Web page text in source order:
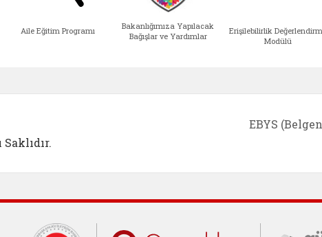
Aile Eğitim Programı
Bakanlığımıza Yapılacak
Bağışlar ve Yardımlar
Erişilebilirlik
Modülü
EBYS
Cumhurbaşkanlığı İletişim Merkezi
Çocuklar